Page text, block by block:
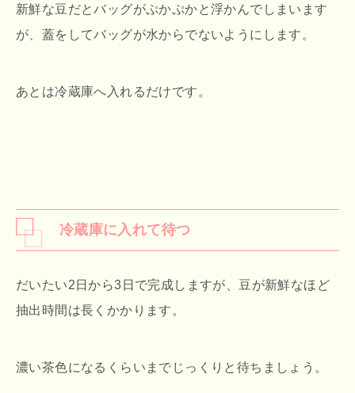
新鮮な豆だとバッグがぷかぷかと浮かんでしまいます
が、蓋をしてバッグが水からでないようにします。
あとは冷蔵庫へ入れるだけです。
冷蔵庫に入れて待つ
だいたい2日から3日で完成しますが、豆が新鮮なほど
抽出時間は長くかかります。
濃い茶色になるくらいまでじっくりと待ちましょう。